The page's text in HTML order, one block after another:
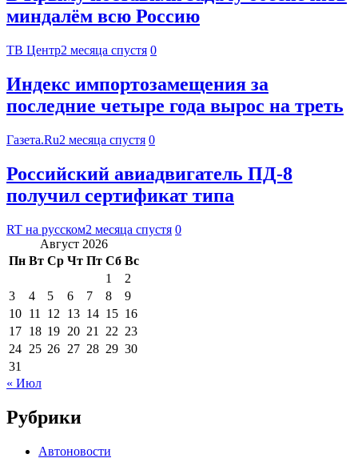
миндалём всю Россию
ТВ Центр2 месяца спустя 0
Индекс импортозамещения за
последние четыре года вырос на треть
Газета.Ru2 месяца спустя 0
Российский авиадвигатель ПД-8
получил сертификат типа
RT на русском2 месяца спустя 0
Август 2026
Пн Вт Ср Чт Пт Сб Вс
1
2
3
4 5 6 7 8
9
10 11 12 13 14 15 16
17 18 19 20 21 22 23
24 25 26 27 28 29 30
31
« Июл
Рубрики
Автоновости